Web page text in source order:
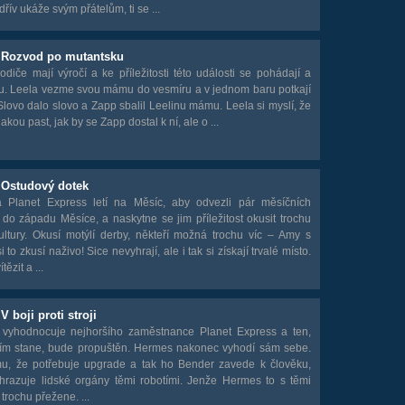
ukáže svým přátelům, ti se ...
Rozvod po mutantsku
mají výročí a ke příležitosti této události se pohádají a
Leela vezme svou mámu do vesmíru a v jednom baru potkají
dalo slovo a Zapp sbalil Leelinu mámu. Leela si myslí, že
past, jak by se Zapp dostal k ní, ale o ...
Ostudový dotek
Planet Express letí na Měsíc, aby odvezli pár měsíčních
západu Měsíce, a naskytne se jim příležitost okusit trochu
Okusí motýlí derby, někteří možná trochu víc – Amy s
to zkusí naživo! Sice nevyhrají, ale i tak si získají trvalé místo.
a ...
V boji proti stroji
nejhoršího zaměstnance Planet Express a ten,
stane, bude propuštěn. Hermes nakonec vyhodí sám sebe.
že potřebuje upgrade a tak ho Bender zavede k člověku,
lidské orgány těmi robotími. Jenže Hermes to s těmi
přežene. ...